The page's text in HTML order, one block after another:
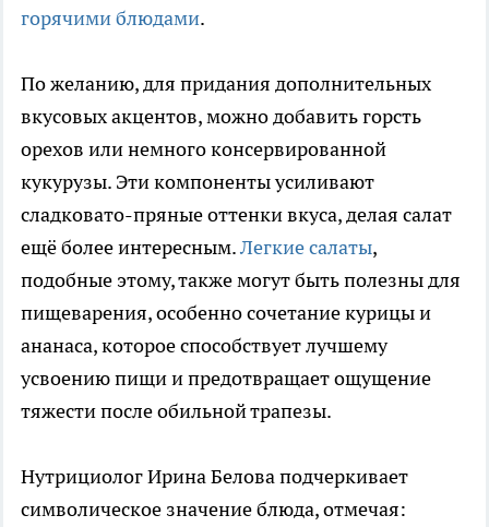
горячими блюдами.
По желанию, для придания дополнительных
вкусовых акцентов, можно добавить горсть
орехов или немного консервированной
кукурузы. Эти компоненты усиливают
сладковато-пряные оттенки вкуса, делая салат
ещё более интересным.Легкие салаты,
подобные этому, также могут быть полезны для
пищеварения, особенно сочетание курицы и
ананаса, которое способствует лучшему
усвоению пищи и предотвращает ощущение
тяжести после обильной трапезы.
Нутрициолог Ирина Белова подчеркивает
символическое значение блюда, отмечая: